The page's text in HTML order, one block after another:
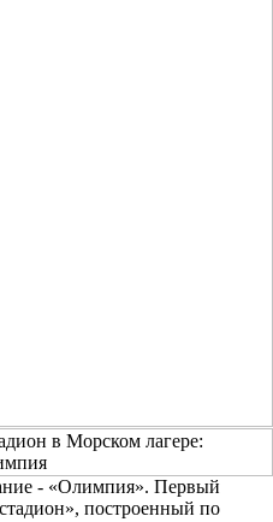
- «Олимпия». Первый
построенный по